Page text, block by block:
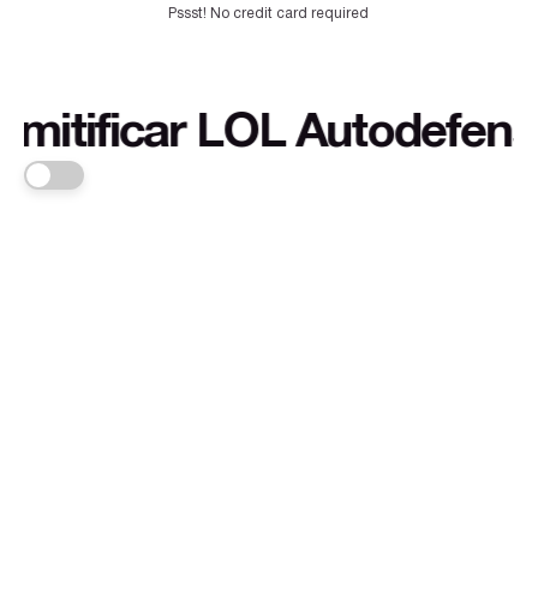
Pssst! No credit card required
LOL Autodefensa